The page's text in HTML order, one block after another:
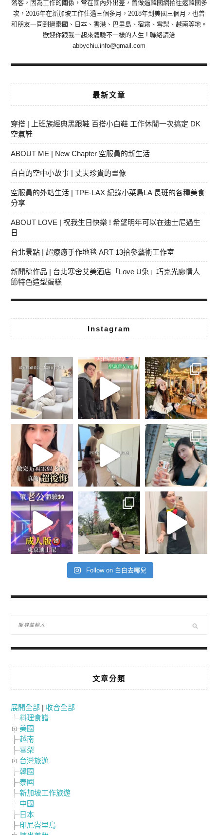
落客，因為工作的關係，常在國內外出差，曾做過韓國網拍往返韓國多
次，2016年在新加坡工作住過三個多月，2018年到美國三個月，也曾
和朋友一同到過泰國、日本、香港、巴里島、宿霧、雪梨、越南等地。
歡迎你跟我一起來體驗不一樣的人生 ! 聯絡請洽
abbychiu.info@gmail.com
最新文章
穿搭 | 上班族經典黑跟鞋 百搭小白鞋 工作休閒一次搞定 DK
空氣鞋
ABOUT ME | New Chapter 空服員的新生活
白白的空中小故事 | 丈夫珍貴的畫像
空服員的外站生活 | TPE-LAX 紀錄小菜鳥LA 長班的各種美食
分享
ABOUT LOVE | 祝我生日快樂 ! 希望明年可以在迪士尼過生
日
台北景點 | 超療癒手作地毯 ART 13拾參藝術工作室
新聞稿作品 | 台北寒舍艾美酒店「Love U兔」巧克光廊情人
節特色造型蛋糕
Instagram
Follow on 白白去哪兒
文章分類
展開全部 | 收合全部
料理食譜
美國
越南
雪梨
台灣旅遊
韓國
泰國
新加坡工作旅遊
中國
日本
印尼峇里島